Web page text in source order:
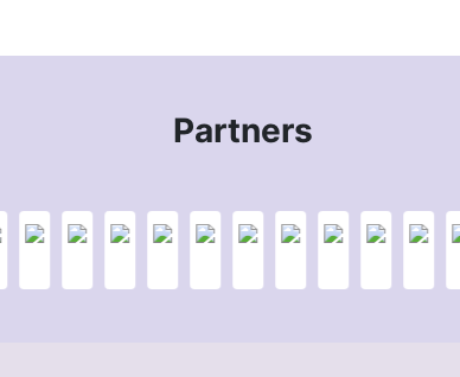
Partners